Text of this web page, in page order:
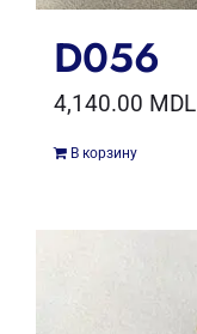
D056
4,140.00 MDL
В корзину